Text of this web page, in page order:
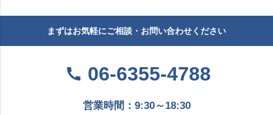
まずはお気軽にご相談・お問い合わせください
06-6355-4788
営業時間：9:30～18:30